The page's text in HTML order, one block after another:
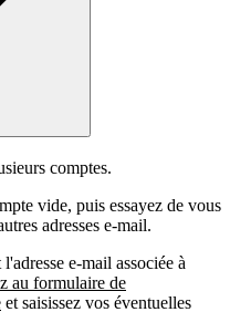
comptes.
vide, puis essayez de vous
adresses e-mail.
e-mail associée à
au formulaire de
et saisissez vos éventuelles